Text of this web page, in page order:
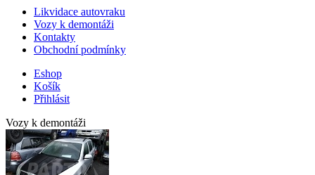
Likvidace autovraku
Vozy k demontáži
Kontakty
Obchodní podmínky
Eshop
Košík
Přihlásit
Vozy k demontáži